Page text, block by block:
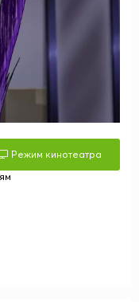
Режим кинотеатра